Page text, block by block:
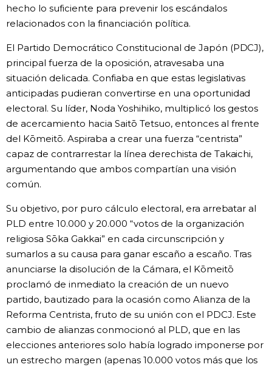
hecho lo suficiente para prevenir los escándalos
relacionados con la financiación política.
El Partido Democrático Constitucional de Japón (PDCJ),
principal fuerza de la oposición, atravesaba una
situación delicada. Confiaba en que estas legislativas
anticipadas pudieran convertirse en una oportunidad
electoral. Su líder, Noda Yoshihiko, multiplicó los gestos
de acercamiento hacia Saitō Tetsuo, entonces al frente
del Kōmeitō. Aspiraba a crear una fuerza “centrista”
capaz de contrarrestar la línea derechista de Takaichi,
argumentando que ambos compartían una visión
común.
Su objetivo, por puro cálculo electoral, era arrebatar al
PLD entre 10.000 y 20.000 “votos de la organización
religiosa Sōka Gakkai” en cada circunscripción y
sumarlos a su causa para ganar escaño a escaño. Tras
anunciarse la disolución de la Cámara, el Kōmeitō
proclamó de inmediato la creación de un nuevo
partido, bautizado para la ocasión como Alianza de la
Reforma Centrista, fruto de su unión con el PDCJ. Este
cambio de alianzas conmocionó al PLD, que en las
elecciones anteriores solo había logrado imponerse por
un estrecho margen (apenas 10.000 votos más que los